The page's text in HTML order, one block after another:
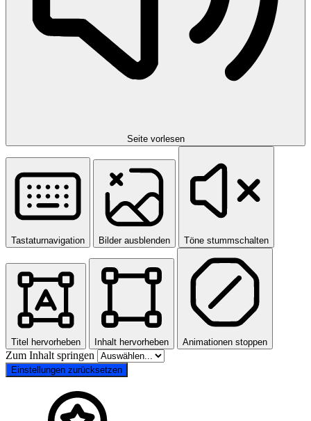
Seite vorlesen
Tastaturnavigation Bilder ausblenden Töne stummschalten
Titel hervorheben Inhalt hervorheben Animationen stoppen
Zum Inhalt springen
Einstellungen zurücksetzen